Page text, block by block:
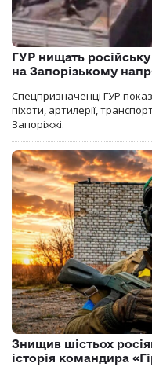
ГУР нищать російську
на Запорізькому
Спецпризначенці ГУР
піхоти, артилерії,
Запоріжжі.
Знищив шістьох
історія командира